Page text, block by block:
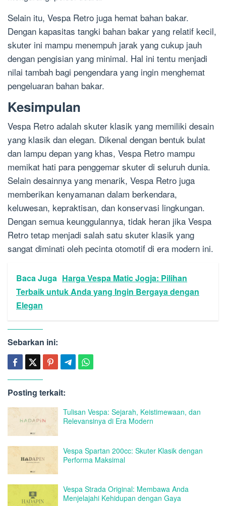
Selain itu, Vespa Retro juga hemat bahan bakar.
Dengan kapasitas tangki bahan bakar yang relatif kecil,
skuter ini mampu menempuh jarak yang cukup jauh
dengan pengisian yang minimal. Hal ini tentu menjadi
nilai tambah bagi pengendara yang ingin menghemat
pengeluaran bahan bakar.
Kesimpulan
Vespa Retro adalah skuter klasik yang memiliki desain
yang klasik dan elegan. Dikenal dengan bentuk bulat
dan lampu depan yang khas, Vespa Retro mampu
memikat hati para penggemar skuter di seluruh dunia.
Selain desainnya yang menarik, Vespa Retro juga
memberikan kenyamanan dalam berkendara,
keluwesan, kepraktisan, dan konservasi lingkungan.
Dengan semua keunggulannya, tidak heran jika Vespa
Retro tetap menjadi salah satu skuter klasik yang
sangat diminati oleh pecinta otomotif di era modern ini.
Baca Juga Harga Vespa Matic Jogja: Pilihan
Terbaik untuk Anda yang Ingin Bergaya dengan
Elegan
Sebarkan ini:
Posting terkait:
Tulisan Vespa: Sejarah, Keistimewaan, dan
Relevansinya di Era Modern
Vespa Spartan 200cc: Skuter Klasik dengan
Performa Maksimal
Vespa Strada Original: Membawa Anda
Menjelajahi Kehidupan dengan Gaya